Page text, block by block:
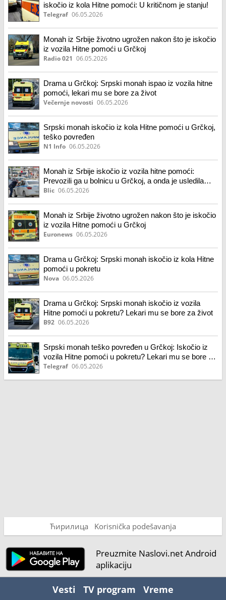
iskočio iz kola Hitne pomoći: U kritičnom je stanju!
Telegraf 06.05.2026
Monah iz Srbije životno ugrožen nakon što je iskočio
iz vozila Hitne pomoći u Grčkoj
Radio 021 06.05.2026
Drama u Grčkoj: Srpski monah ispao iz vozila hitne
pomoći, lekari mu se bore za život
Večernje novosti 06.05.2026
Srpski monah iskočio iz kola Hitne pomoći u Grčkoj,
teško povređen
N1 Info 06.05.2026
Monah iz Srbije iskočio iz vozila hitne pomoći:
Prevozili ga u bolnicu u Grčkoj, a onda je usledila
drama: Zadobio povrede glave
Blic 06.05.2026
Monah iz Srbije životno ugrožen nakon što je iskočio
iz vozila Hitne pomoći u Grčkoj
Euronews 06.05.2026
Drama u Grčkoj: Srpski monah iskočio iz kola Hitne
pomoći u pokretu
Nova 06.05.2026
Drama u Grčkoj: Srpski monah iskočio iz vozila
Hitne pomoći u pokretu? Lekari mu se bore za život
B92 06.05.2026
Srpski monah teško povređen u Grčkoj: Iskočio iz
vozila Hitne pomoći u pokretu? Lekari mu se bore za
život
Telegraf 06.05.2026
Ћирилица Korisnička podešavanja
Preuzmite Naslovi.net Android
aplikaciju
Vesti TV program Vreme